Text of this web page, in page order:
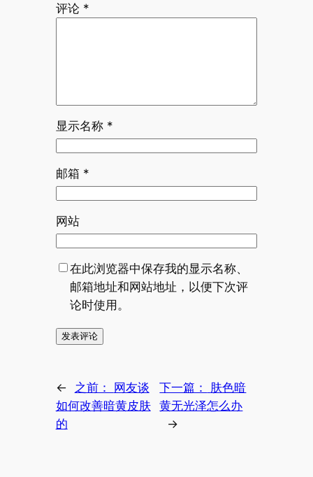
评论 *
显示名称 *
邮箱 *
网站
在此浏览器中保存我的显示名称、
邮箱地址和网站地址，以便下次评
论时使用。
← 之前：
网友谈
如何改善暗黄皮肤
的
下一篇：
肤色暗
黄无光泽怎么办
→